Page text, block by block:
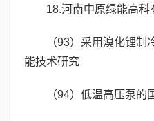
18.河南中原绿能高科
（93）采用溴化锂
能技术研究
（94）低温高压泵的